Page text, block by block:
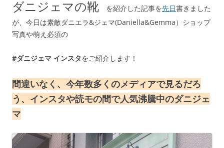
ダニジェマの靴 を紹介した記事を先日書きました
が、今日は素敵ダニエラ&ジェマ(Daniella&Gemma）ショップ
写真や萌え必須の
#ダニジェマ インスタをご紹介します！
間違いなく、今年数多くのメディアで見るだろ
う、インスタや読モの間で人気沸騰中のダニジェ
マ